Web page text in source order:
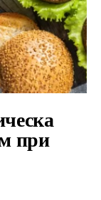
при